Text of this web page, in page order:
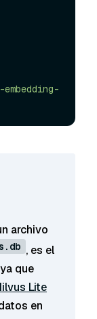
archivo
, es el
que
Lite
en